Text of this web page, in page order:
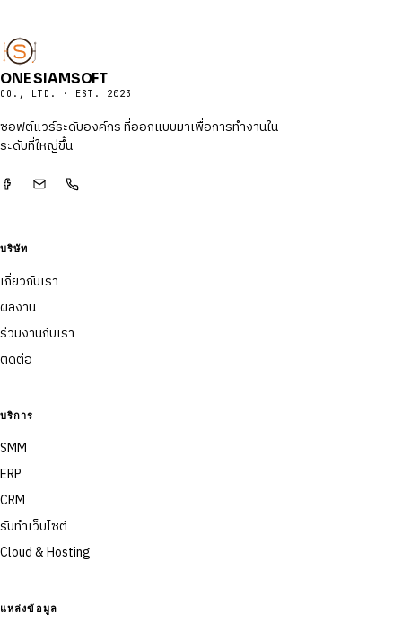
ONE SIAMSOFT
CO., LTD. · EST. 2023
ซอฟต์แวร์ระดับองค์กร ที่ออกแบบมาเพื่อการทำงานใน
ระดับที่ใหญ่ขึ้น
บริษัท
เกี่ยวกับเรา
ผลงาน
ร่วมงานกับเรา
ติดต่อ
บริการ
SMM
ERP
CRM
รับทำเว็บไซต์
Cloud & Hosting
แหล่งข้อมูล